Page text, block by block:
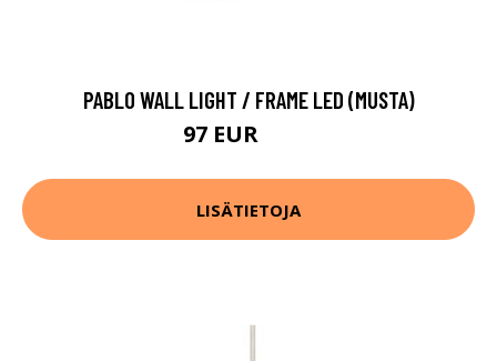
PABLO WALL LIGHT / FRAME LED (MUSTA)
97 EUR
LISÄTIETOJA